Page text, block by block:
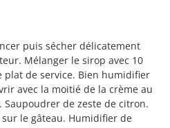
puis sécher délicatement
Mélanger le sirop avec 10
plat de service. Bien humidifier
avec la moitié de la crème au
de zeste de citron.
le gâteau. Humidifier de